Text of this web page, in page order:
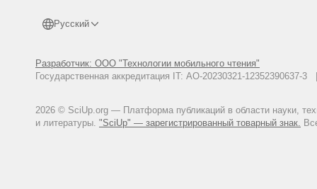
Русский
Разработчик: ООО "Технологии мобильного чтения"
Государственная аккредитация IT: АО-20230321-
2026 © SciUp.org — Платформа публикаций в области науки,
и литературы. "SciUp" — зарегистрированный товарный знак.